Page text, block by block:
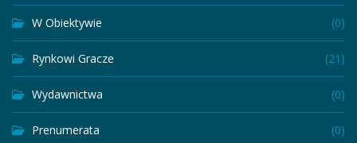
W Obiektywie (0)
Rynkowi Gracze (21)
Wydawnictwa (0)
Prenumerata (0)